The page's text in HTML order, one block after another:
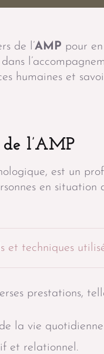
de l’AMP pour
humaines et
l’AMP
est un
en
et techniques
prestations,
de la vie
et relationnel.